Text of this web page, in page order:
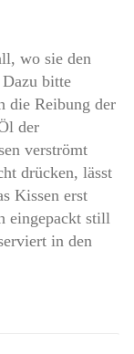
wo sie den
bitte
die Reibung der
der
verströmt
drücken, lässt
Kissen erst
eingepackt still
in den